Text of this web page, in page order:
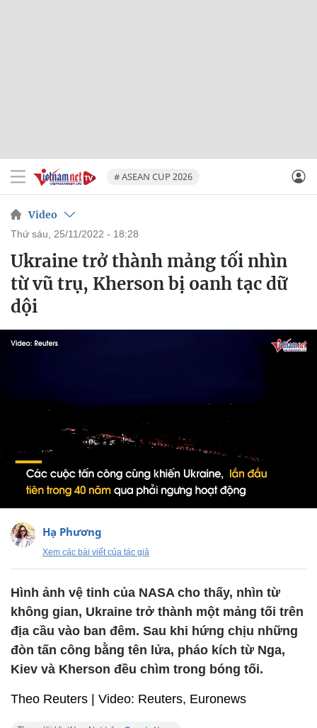
# ASEAN CUP 2026
Video
thứ sáu, 25/11/2022 - 18:28
Ukraine trở thành mảng tối nhìn
từ vũ trụ, Kherson bị oanh tạc dữ
dội
Hạ Phương
Xem các bài viết của tác giả
Hình ảnh vệ tinh của NASA cho thấy, nhìn từ
không gian, Ukraine trở thành một mảng tối trên
địa cầu vào ban đêm. Sau khi hứng chịu những
đòn tấn công bằng tên lửa, pháo kích từ Nga,
Kiev và Kherson đều chìm trong bóng tối.
Theo Reuters | Video: Reuters, Euronews